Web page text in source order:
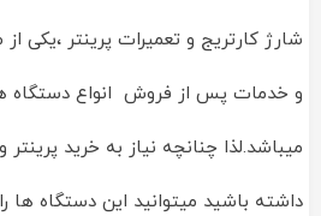
شارژ کارتریج و تعمیرات پرینتر ،یکی
و خدمات پس از فروش انواع دستگاه
میباشد.لذا چنانچه نیاز به خرید
داشته باشید میتوانید این دستگاه ها